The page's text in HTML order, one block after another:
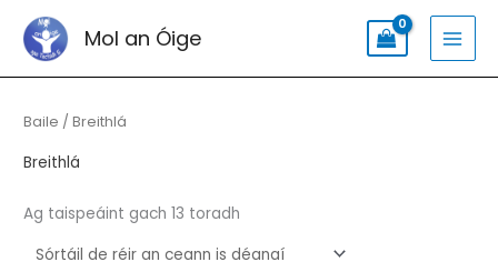
ábhar
Mol an Óige
Baile / Breithlá
Breithlá
Ag taispeáint gach 13 toradh
Sórtáilte
Cuardaigh: